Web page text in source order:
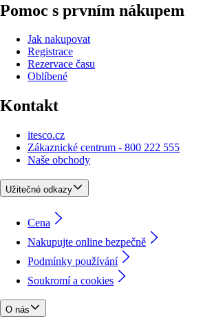
Pomoc s prvním nákupem
Jak nakupovat
Registrace
Rezervace času
Oblíbené
Kontakt
itesco.cz
Zákaznické centrum - 800 222 555
Naše obchody
Užitečné odkazy
Cena
Nakupujte online bezpečně
Podmínky používání
Soukromí a cookies
O nás